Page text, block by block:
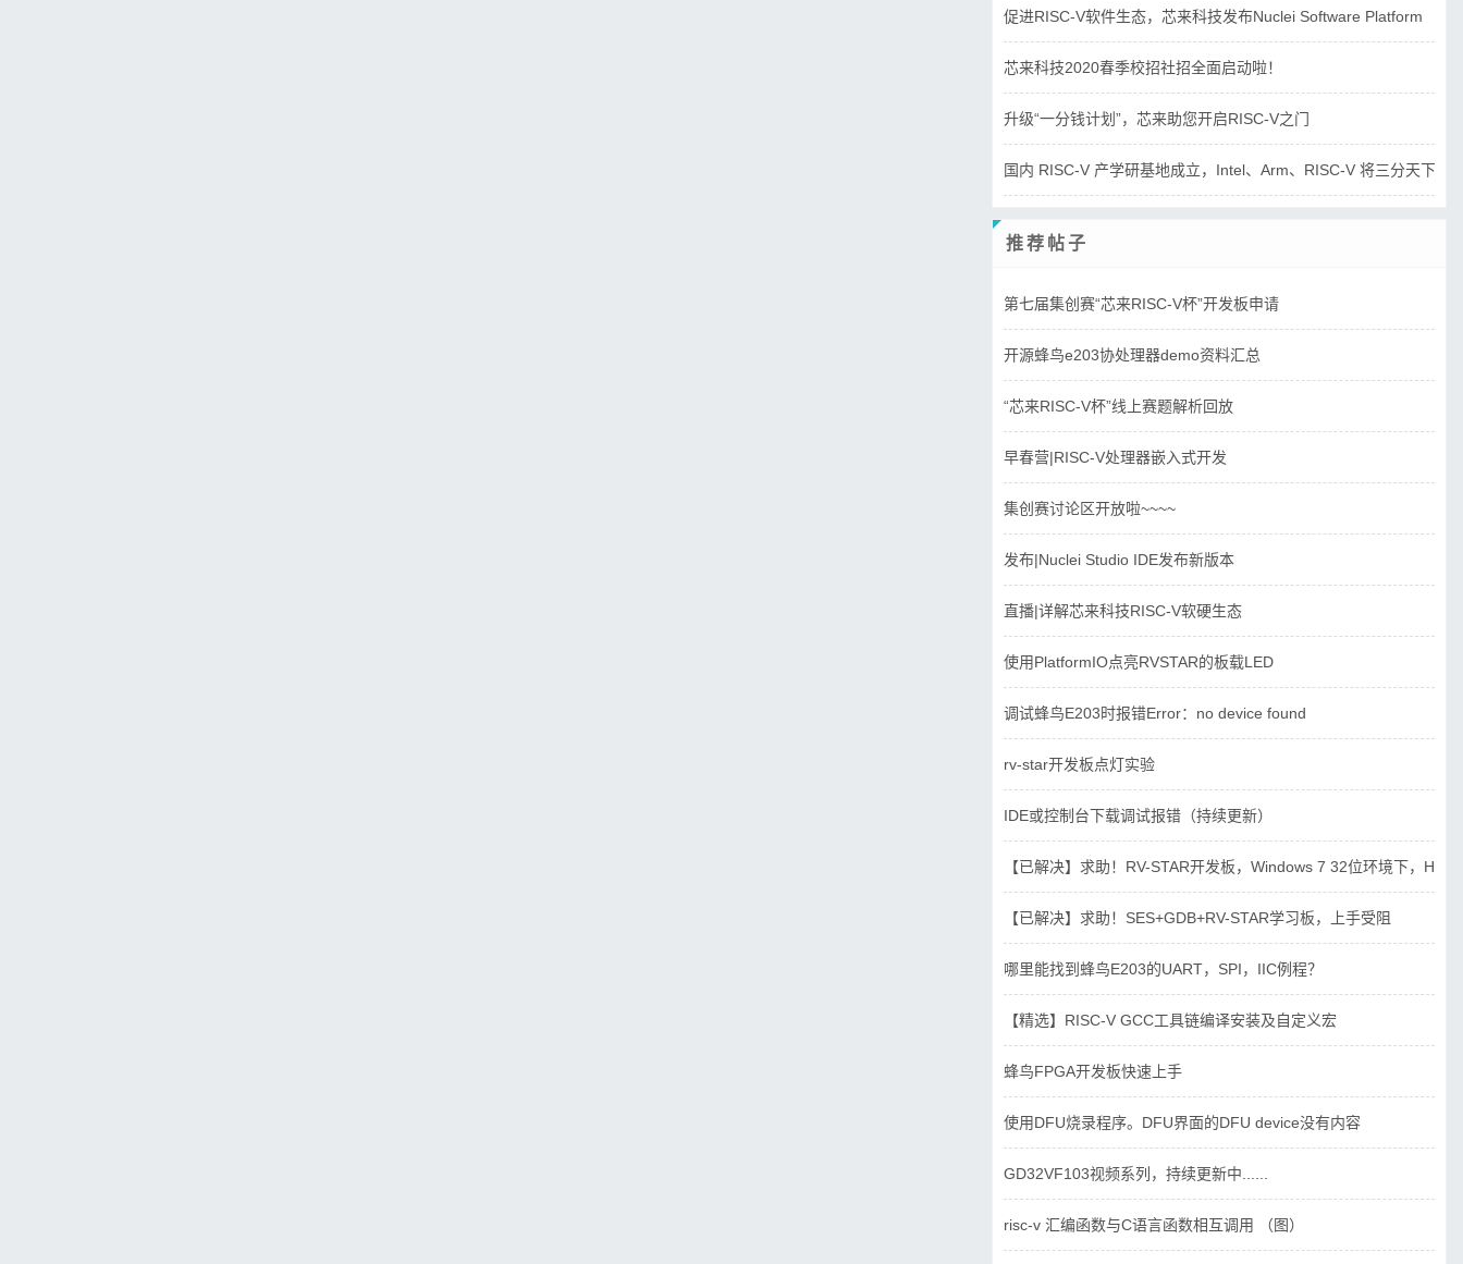
促进RISC-V软件生态，芯来科技发布Nuclei Software Platform
芯来科技2020春季校招社招全面启动啦！
升级“一分钱计划”，芯来助您开启RISC-V之门
国内 RISC-V 产学研基地成立，Intel、Arm、RISC-V 将三分天下？
推荐帖子
第七届集创赛“芯来RISC-V杯”开发板申请
开源蜂鸟e203协处理器demo资料汇总
“芯来RISC-V杯”线上赛题解析回放
早春营|RISC-V处理器嵌入式开发
集创赛讨论区开放啦~~~~
发布|Nuclei Studio IDE发布新版本
直播|详解芯来科技RISC-V软硬生态
使用PlatformIO点亮RVSTAR的板载LED
调试蜂鸟E203时报错Error：no device found
rv-star开发板点灯实验
IDE或控制台下载调试报错（持续更新）
【已解决】求助！RV-STAR开发板，Windows 7 32位环境下，
【已解决】求助！SES+GDB+RV-STAR学习板，上手受阻
哪里能找到蜂鸟E203的UART，SPI，IIC例程？
【精选】RISC-V GCC工具链编译安装及自定义宏
蜂鸟FPGA开发板快速上手
使用DFU烧录程序。DFU界面的DFU device没有内容
GD32VF103视频系列，持续更新中......
risc-v 汇编函数与C语言函数相互调用 （图）